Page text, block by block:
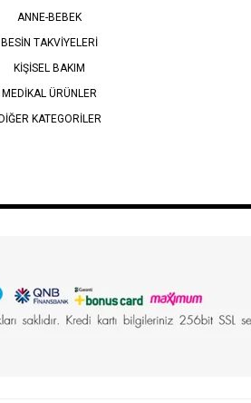
ANNE-BEBEK
BESİN TAKVİYELERİ
KİŞİSEL BAKIM
MEDİKAL ÜRÜNLER
DİĞER KATEGORİLER